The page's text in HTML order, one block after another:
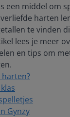
een middel om
harten
te vinden
lees je meer
en tips om
Gynzy